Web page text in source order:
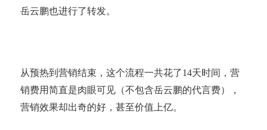
岳云鹏也进行了转发。
从预热到营销结束，这个流程一共花了14天时间，营
销费用简直是肉眼可见（不包含岳云鹏的代言费），
营销效果却出奇的好，甚至价值上亿。